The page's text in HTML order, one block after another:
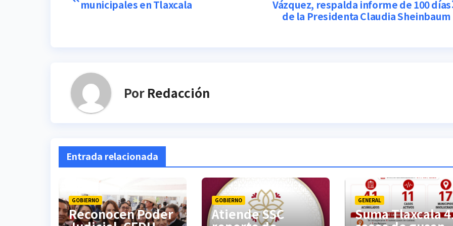
Vázquez, respalda informe de 100 días
de la Presidenta Claudia Sheinbaum
municipales en Tlaxcala
Por Redacción
Entrada relacionada
GOBIERNO
Reconocen Poder
GOBIERNO
Atiende SSC
GENERAL
Suma Tlaxcala